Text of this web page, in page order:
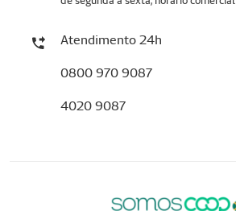
Atendimento 24h
0800 970 9087
4020 9087